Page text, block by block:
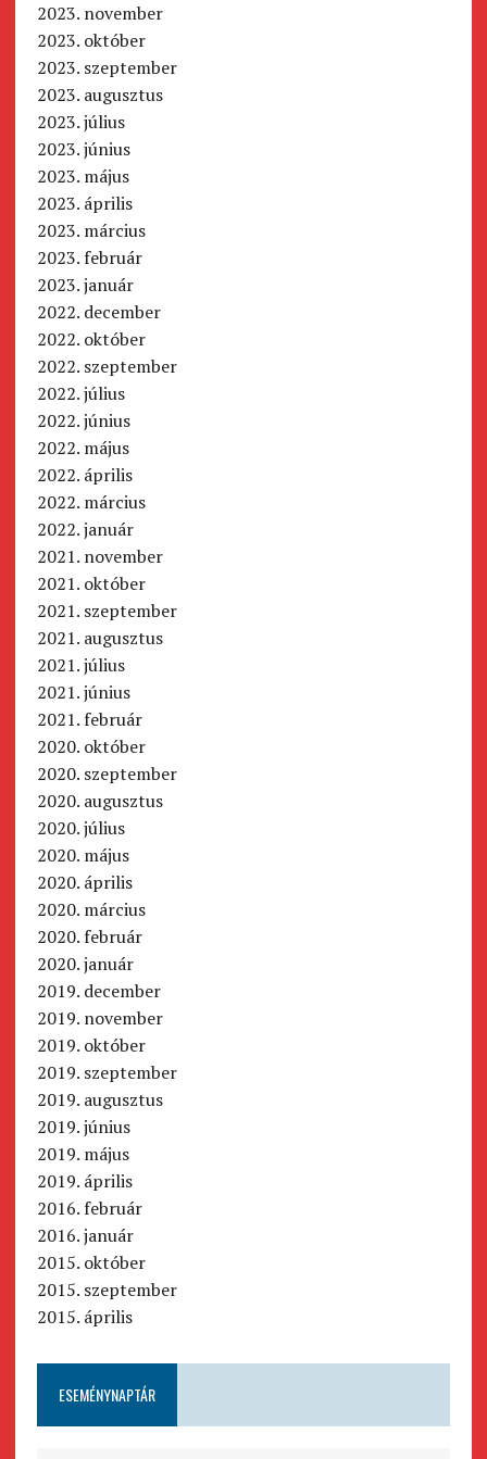
2023. november
2023. október
2023. szeptember
2023. augusztus
2023. július
2023. június
2023. május
2023. április
2023. március
2023. február
2023. január
2022. december
2022. október
2022. szeptember
2022. július
2022. június
2022. május
2022. április
2022. március
2022. január
2021. november
2021. október
2021. szeptember
2021. augusztus
2021. július
2021. június
2021. február
2020. október
2020. szeptember
2020. augusztus
2020. július
2020. május
2020. április
2020. március
2020. február
2020. január
2019. december
2019. november
2019. október
2019. szeptember
2019. augusztus
2019. június
2019. május
2019. április
2016. február
2016. január
2015. október
2015. szeptember
2015. április
ESEMÉNYNAPTÁR